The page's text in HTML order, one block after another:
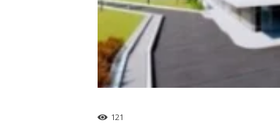
121